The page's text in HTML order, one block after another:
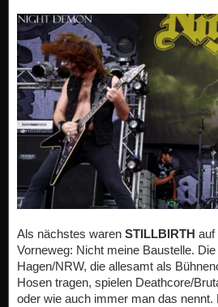
Als nächstes waren STILLBIRTH auf
Vorneweg: Nicht meine Baustelle.
Hagen/NRW, die allesamt als
Hosen tragen, spielen Deathcore/
oder wie auch immer man das nennt.